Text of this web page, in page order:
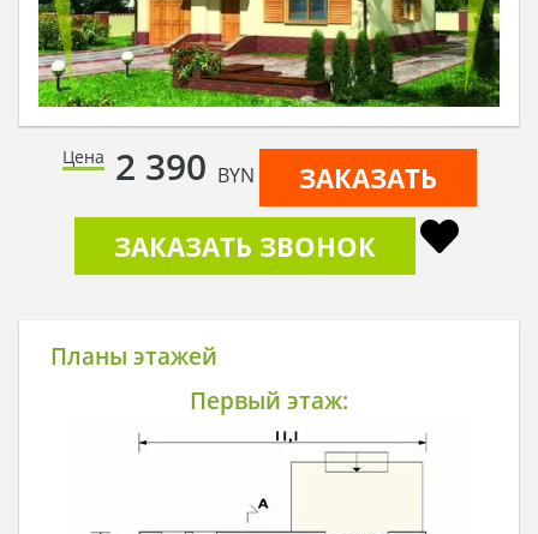
Цена 2 390 BYN
ЗАКАЗАТЬ
ЗАКАЗАТЬ ЗВОНОК
Планы этажей
Первый этаж: